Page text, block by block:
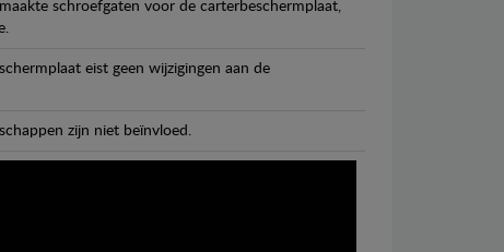
schroefgaten voor de carterbeschermplaat,
eist geen wijzigingen aan de
zijn niet beïnvloed.